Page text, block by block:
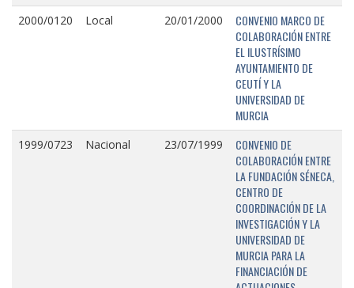
2000/0120 Local 20/01/2000
CONVENIO MARCO DE
COLABORACIÓN ENTRE
EL ILUSTRÍSIMO
AYUNTAMIENTO DE
CEUTÍ Y LA
UNIVERSIDAD DE
MURCIA
1999/0723 Nacional 23/07/1999
CONVENIO DE
COLABORACIÓN ENTRE
LA FUNDACIÓN SÉNECA,
CENTRO DE
COORDINACIÓN DE LA
INVESTIGACIÓN Y LA
UNIVERSIDAD DE
MURCIA PARA LA
FINANCIACIÓN DE